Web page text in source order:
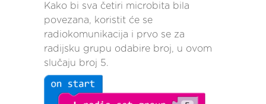
Kako bi sva četiri microbita bila
povezana, koristit će se
radiokomunikacija i prvo se za
radijsku grupu odabire broj, u ovom
slučaju broj 5.